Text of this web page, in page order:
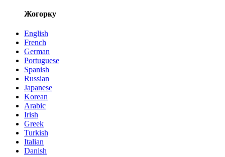
Жогорку
English
French
German
Portuguese
Spanish
Russian
Japanese
Korean
Arabic
Irish
Greek
Turkish
Italian
Danish